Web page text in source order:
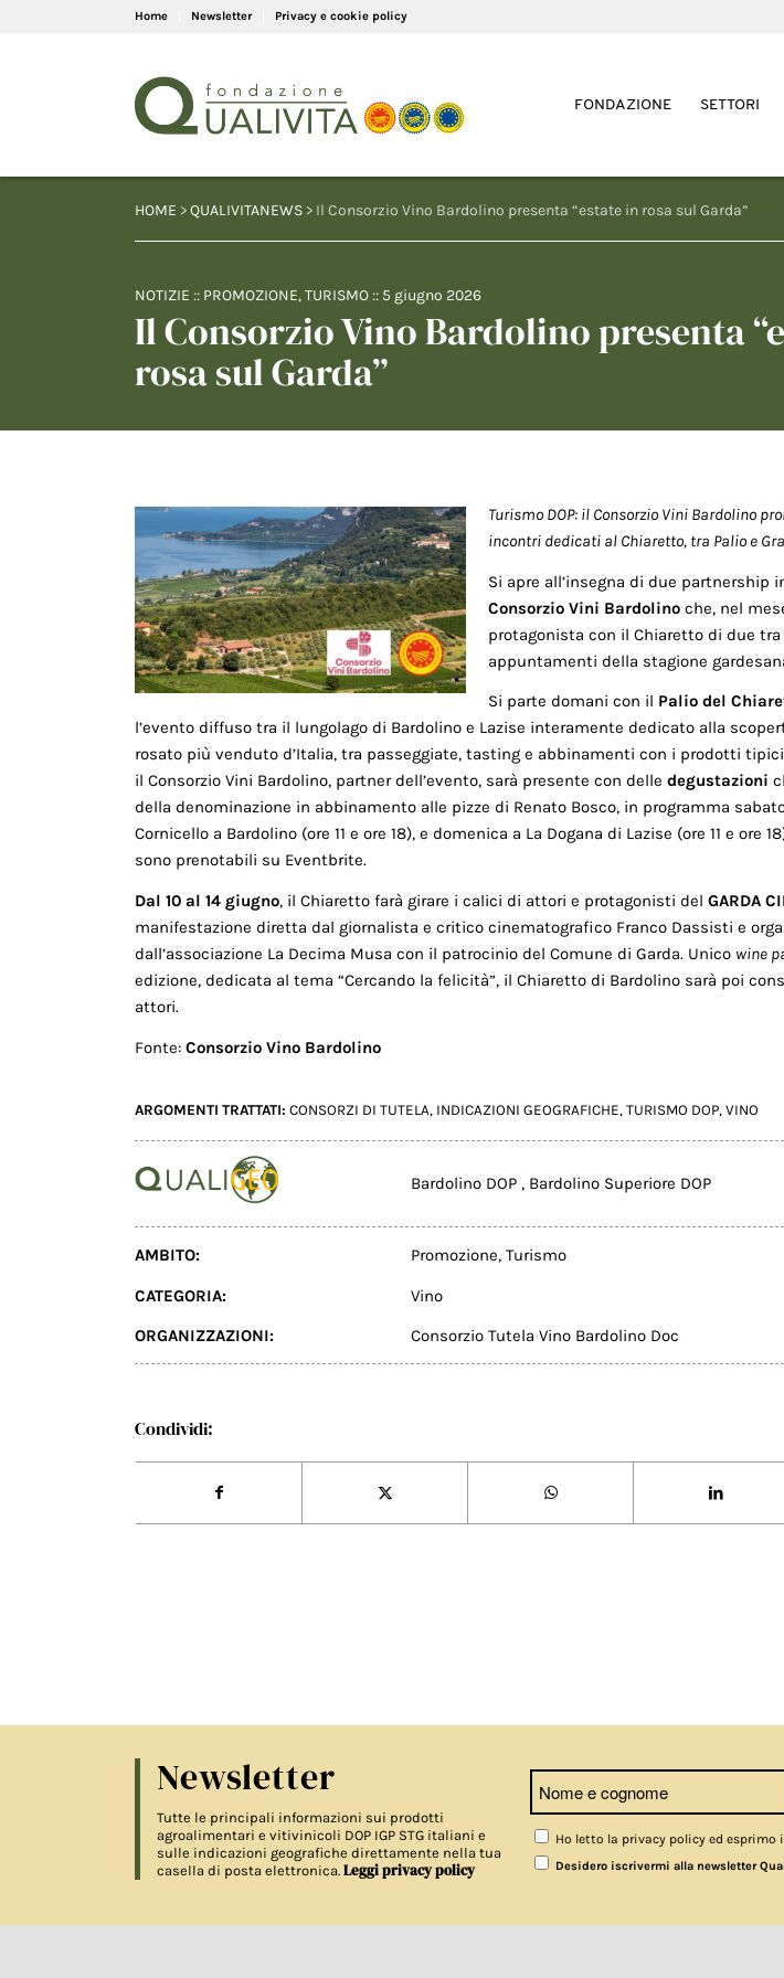
Home Newsletter Privacy e cookie policy
FONDAZIONE SETTORI
HOME >QUALIVITANEWS > Il Consorzio Vino Bardolino presenta “estate in rosa sul Garda”
NOTIZIE :: PROMOZIONE,TURISMO :: 5 giugno 2026
Il Consorzio Vino Bardolino presenta
rosa sul Garda”
Turismo DOP: il Consorzio Vini Bardolino
incontri dedicati al Chiaretto, tra Palio e
Si apre all’insegna di due partnership
Consorzio Vini Bardolino che, nel
protagonista con il Chiaretto di due
appuntamenti della stagione
Si parte domani con il Palio del
l’evento diffuso tra il lungolago di Bardolino e Lazise interamente dedicato alla
rosato più venduto d’Italia, tra passeggiate, tasting e abbinamenti con i prodotti
il Consorzio Vini Bardolino, partner dell’evento, sarà presente con delle degustazioni
della denominazione in abbinamento alle pizze di Renato Bosco, in programma
Cornicello a Bardolino (ore 11 e ore 18), e domenica a La Dogana di Lazise (ore 11 e ore
sono prenotabili su Eventbrite.
Dal 10 al 14 giugno, il Chiaretto farà girare i calici di attori e protagonisti del GARDA
manifestazione diretta dal giornalista e critico cinematografico Franco Dassisti e
dall’associazione La Decima Musa con il patrocinio del Comune di Garda. Unico wine
edizione, dedicata al tema “Cercando la felicità”, il Chiaretto di Bardolino sarà poi
attori.
Fonte: Consorzio Vino Bardolino
ARGOMENTI TRATTATI: CONSORZI DI TUTELA, INDICAZIONI GEOGRAFICHE, TURISMO DOP, VINO
Bardolino DOP , Bardolino Superiore DOP
AMBITO: Promozione, Turismo
CATEGORIA: Vino
ORGANIZZAZIONI: Consorzio Tutela Vino Bardolino Doc
Condividi:
Newsletter
Tutte le principali informazioni sui prodotti
agroalimentari e vitivinicoli DOP IGP STG italiani e
sulle indicazioni geografiche direttamente nella tua
casella di posta elettronica. Leggi privacy policy
Ho letto la privacy policy ed
Desidero iscrivermi alla newsletter